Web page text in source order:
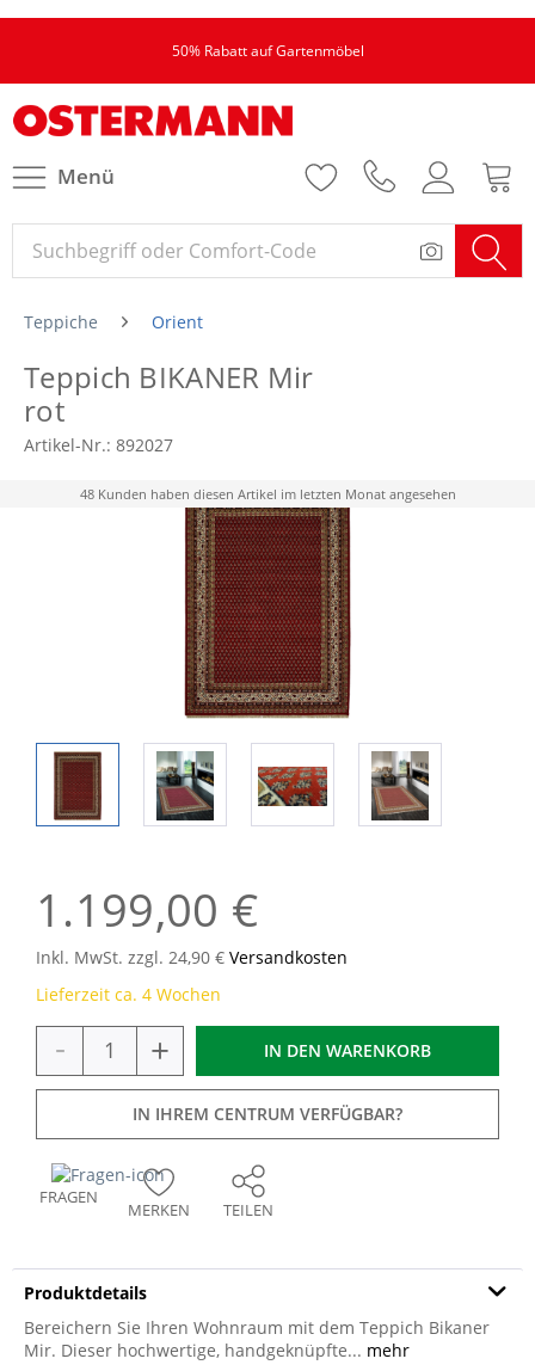
50% Rabatt auf Gartenmöbel
Menü
Teppiche Orient
Teppich BIKANER Mir
rot
Artikel-Nr.: 892027
48 Kunden haben diesen Artikel im letzten Monat angesehen
1.199,00 €
Inkl. MwSt. zzgl. 24,90 € Versandkosten
Lieferzeit ca. 4 Wochen
- + IN DEN WARENKORB
IN IHREM CENTRUM VERFÜGBAR?
FRAGEN
MERKEN TEILEN
Produktdetails
Bereichern Sie Ihren Wohnraum mit dem Teppich Bikaner
Mir. Dieser hochwertige, handgeknüpfte... mehr